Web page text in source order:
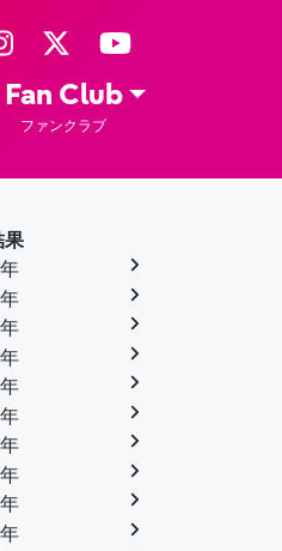
Fan Club
ファンクラブ
果